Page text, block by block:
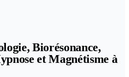
Biorésonance,
et Magnétisme à